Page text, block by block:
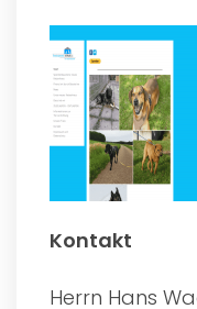
Kontakt
Herrn Hans